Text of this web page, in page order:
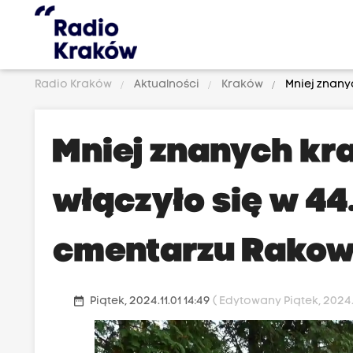
Radio Kraków Aktualności Kraków Mniej
Mniej znanych
włączyło się w
cmentarzu
date_range Piątek, 2024.11.01 14:49( Edytowany Piątek,